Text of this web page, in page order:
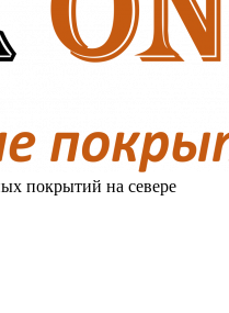
покрытий на севере